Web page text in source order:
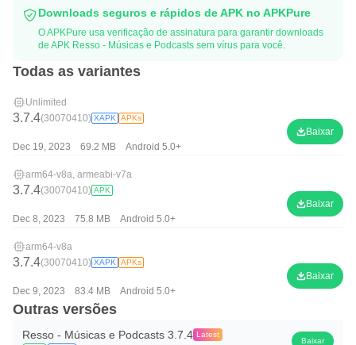
Downloads seguros e rápidos de APK no APKPure
O APKPure usa verificação de assinatura para garantir downloads
de APK Resso - Músicas e Podcasts sem vírus para você.
Todas as variantes
Unlimited
3.7.4(30070410) XAPK APKs
Dec 19, 2023 69.2 MB Android 5.0+
Baixar
arm64-v8a, armeabi-v7a
3.7.4(30070410) APK
Dec 8, 2023 75.8 MB Android 5.0+
Baixar
arm64-v8a
3.7.4(30070410) XAPK APKs
Dec 9, 2023 83.4 MB Android 5.0+
Baixar
Outras versões
Resso - Músicas e Podcasts 3.7.4 Latest
Baixar